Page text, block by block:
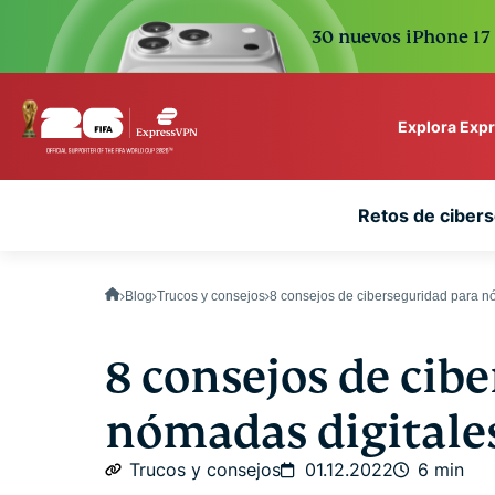
30 nuevos iPhone
Explora
VPN protection for
Retos de
Blog Trucos y consejos 8 consejos de ciberseguridad para
8 consejos de
nómadas
Trucos y consejos 01.12.2022 6 min